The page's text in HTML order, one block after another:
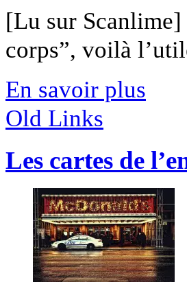
[Lu sur
corps”, voilà
En savoir plus
Old Links
Les cartes de